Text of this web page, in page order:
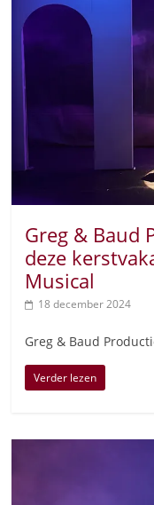
Greg & Baud
deze
Musical
18 december 2024
Greg & Baud
Verder lezen